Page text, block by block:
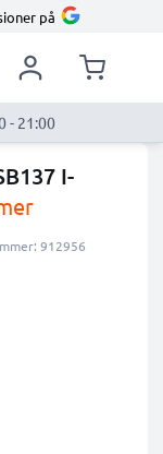
på
- 21:00
I-
912956